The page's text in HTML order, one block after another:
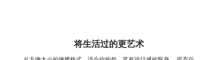
将生活过的更艺术